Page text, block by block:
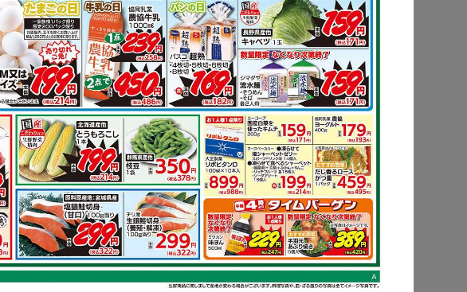
その他のレシピ
もっと見る